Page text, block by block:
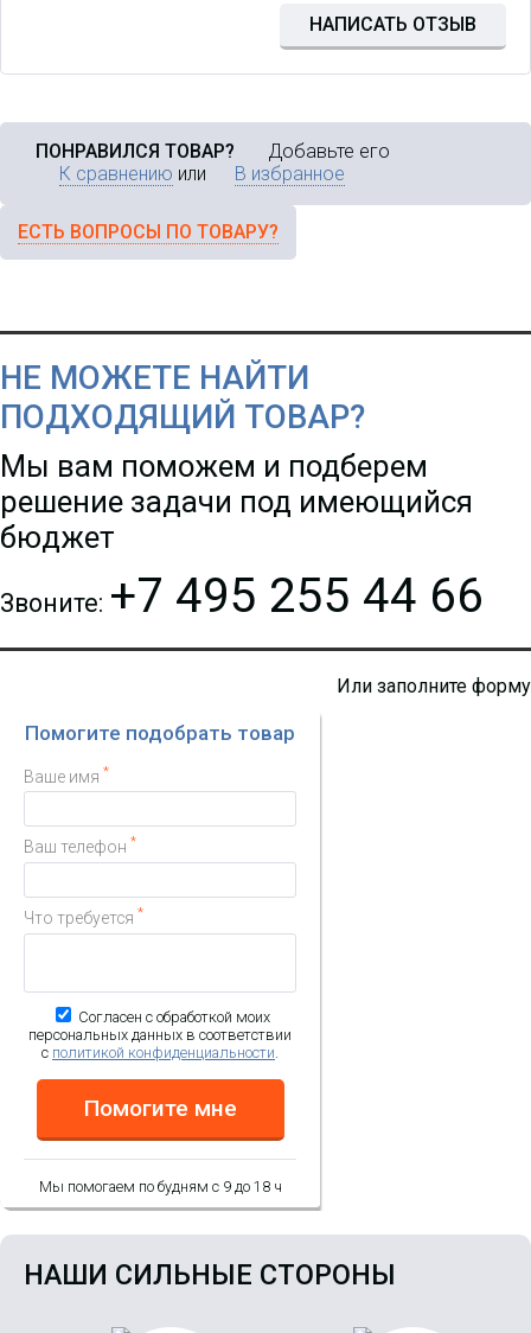
НАПИСАТЬ ОТЗЫВ
ПОНРАВИЛСЯ ТОВАР? Добавьте его
К сравнению или В избранное
ЕСТЬ ВОПРОСЫ ПО ТОВАРУ?
НЕ МОЖЕТЕ НАЙТИ
ПОДХОДЯЩИЙ ТОВАР?
Мы вам поможем и подберем
решение задачи под имеющийся
бюджет
Звоните: +7 495 255 44 66
Или заполните форму
Помогите подобрать товар
Ваше имя *
Ваш телефон *
Что требуется *
Согласен с обработкой моих
персональных данных в соответствии
с политикой конфиденциальности
Помогите мне
Мы помогаем по будням с 9 до 18 ч
НАШИ СИЛЬНЫЕ СТОРОНЫ